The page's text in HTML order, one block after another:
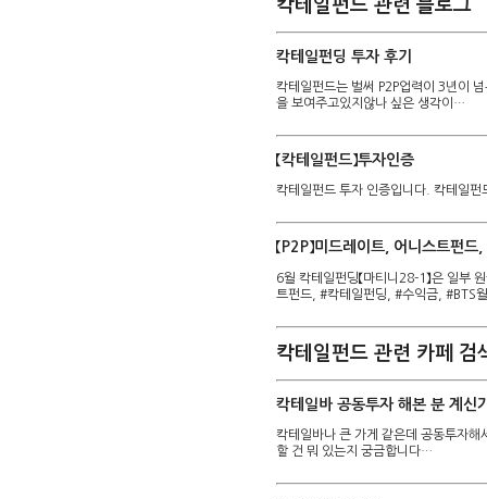
칵테일펀드 관련 블로그
칵테일펀딩 투자 후기
칵테일펀드는 벌써 P2P업력이 3년이
을 보여주고있지않나 싶은 생각이…
【칵테일펀드】투자인증
칵테일펀드 투자 인증입니다. 칵테일
【P2P】미드레이트, 어니스트펀
6월 칵테일펀딩【마티니28-1】은 일부
트펀드, #칵테일펀딩, #수익금, #BTS
칵테일펀드 관련 카페 검
칵테일바 공동투자 해본 분 계신
칵테일바나 큰 가게 같은데 공동투자
할 건 뭐 있는지 궁금합니다…